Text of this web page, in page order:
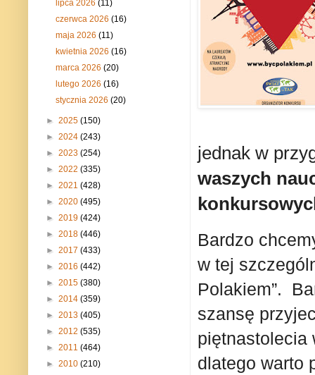
jednak w
waszych
Bardzo
w tej
Polakiem”.
szansę
piętnastolecia
dlatego warto
lipca 2026(11)
czerwca 2026(16)
maja 2026(11)
kwietnia 2026(16)
marca 2026(20)
lutego 2026(16)
stycznia 2026(20)
► 2025 (150)
► 2024 (243)
► 2023 (254)
► 2022 (335)
► 2021 (428)
► 2020 (495)
► 2019 (424)
► 2018 (446)
► 2017 (433)
► 2016 (442)
► 2015 (380)
► 2014 (359)
► 2013 (405)
► 2012 (535)
► 2011 (464)
► 2010 (210)